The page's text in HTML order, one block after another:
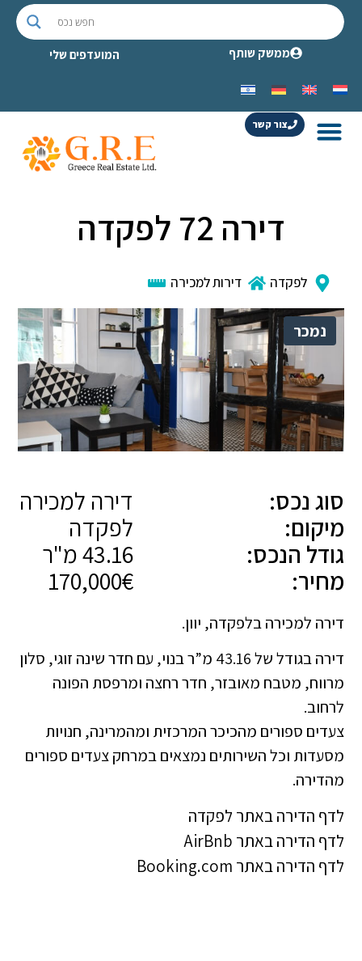
ממשק שותף המועדפים שלי
צור קשר
דירה 72 לפקדה
לפקדה דירות למכירה
נמכר
סוג נכס:
דירה למכירה
מיקום:
לפקדה
גודל הנכס:
43.16 מ"ר
מחיר:
170,000€
דירה למכירה בלפקדה, יוון.
דירה בגודל של 43.16 מ”ר בנוי, עם חדר שינה זוגי, סלון
מרווח, מטבח מאובזר, חדר רחצה ומרפסת הפונה
לרחוב.
צעדים ספורים מהכיכר המרכזית ומהמרינה, חנויות
מסעדות וכל השירותים נמצאים במרחק צעדים ספורים
מהדירה.
לדף הדירה באתר לפקדה
לדף הדירה באתר AirBnb
לדף הדירה באתר Booking.com